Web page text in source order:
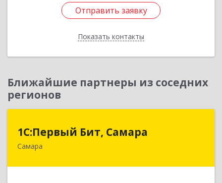
Отправить заявку
Показать контакты
Отправить заявку
Назад
Ближайшие партнеры из соседних
регионов
1С:Первый Бит, Самара
Самара
1С:Первый Бит, Самара
443013, Самарская обл, Самара г, Дачная ул,